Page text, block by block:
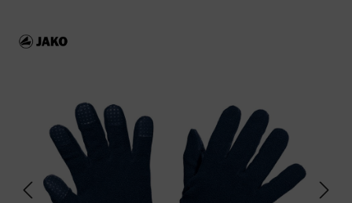
Bildergalerie überspringen